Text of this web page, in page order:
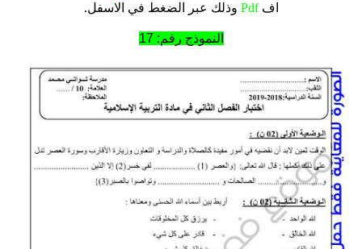
افPdf وذلك عبر الضغط في الاسفل.
النموذج رقم: 17